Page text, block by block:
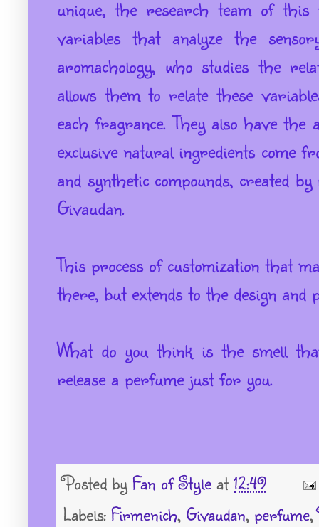
unique, the research team of this
variables that analyze the
aromachology, who studies the
allows them to relate these
each fragrance. They also have the
exclusive natural ingredients come
and synthetic compounds, created by
Givaudan.
This process of customization that
there, but extends to the design and
What do you think is the smell
release a perfume just for you.
Posted by Fan of Style at 12:49
Labels: Firmenich, Givaudan, perfume,